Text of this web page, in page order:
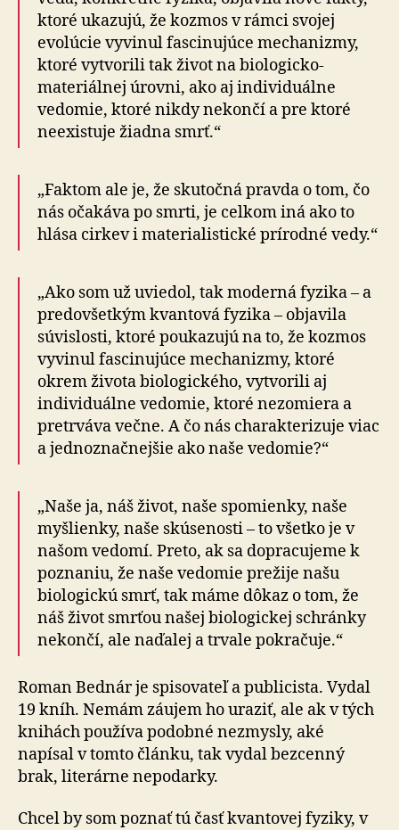
ktoré ukazujú, že kozmos v rámci svojej
evolúcie vyvinul fascinujúce mechanizmy,
ktoré vytvorili tak život na biologicko-
materiálnej úrovni, ako aj individuálne
vedomie, ktoré nikdy nekončí a pre ktoré
neexistuje žiadna smrť.“
„Faktom ale je, že skutočná pravda o tom, čo
nás očakáva po smrti, je celkom iná ako to
hlása cirkev i materialistické prírodné vedy.“
„Ako som už uviedol, tak moderná fyzika – a
predovšetkým kvantová fyzika – objavila
súvislosti, ktoré poukazujú na to, že kozmos
vyvinul fascinujúce mechanizmy, ktoré
okrem života biologického, vytvorili aj
individuálne vedomie, ktoré nezomiera a
pretrváva večne. A čo nás charakterizuje viac
a jednoznačnejšie ako naše vedomie?“
„Naše ja, náš život, naše spomienky, naše
myšlienky, naše skúsenosti – to všetko je v
našom vedomí. Preto, ak sa dopracujeme k
poznaniu, že naše vedomie prežije našu
biologickú smrť, tak máme dôkaz o tom, že
náš život smrťou našej biologickej schránky
nekončí, ale naďalej a trvale pokračuje.“
Roman Bednár je spisovateľ a publicista. Vydal
19 kníh. Nemám záujem ho uraziť, ale ak v tých
knihách používa podobné nezmysly, aké
napísal v tomto článku, tak vydal bezcenný
brak, literárne nepodarky.
Chcel by som poznať tú časť kvantovej fyziky, v